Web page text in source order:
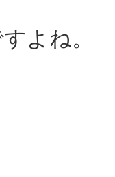
よね。